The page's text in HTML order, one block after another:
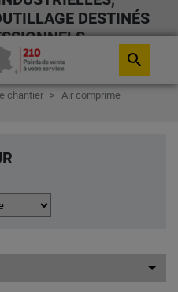
DESTINÉS
search
chantier
Air comprime